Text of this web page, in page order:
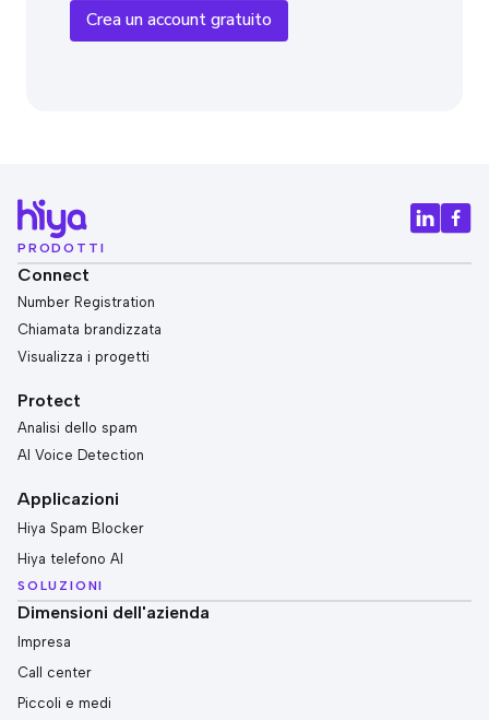
Crea un account gratuito
PRODOTTI
Connect
Number Registration
Chiamata brandizzata
Visualizza i progetti
Protect
Analisi dello spam
AI Voice Detection
Applicazioni
Hiya Spam Blocker
Hiya telefono AI
SOLUZIONI
Dimensioni dell'azienda
Impresa
Call center
Piccoli e medi